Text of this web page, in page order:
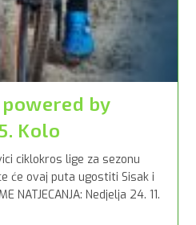
by
Kolo
ciklokros lige za sezonu
će ovaj puta ugostiti Sisak i
NATJECANJA: Nedjelja 24. 11.